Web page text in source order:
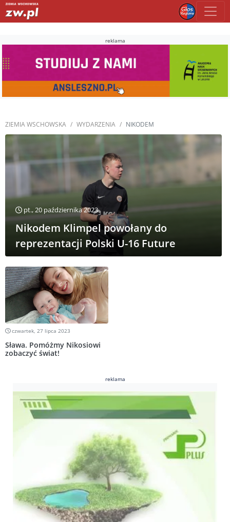
reklama
ZIEMIA WSCHOWSKA WYDARZENIA NIKODEM
pt., 20 października 2023
Nikodem Klimpel powołany do
reprezentacji Polski U-16 Future
czwartek, 27 lipca 2023
Sława. Pomóżmy Nikosiowi
zobaczyć świat!
reklama